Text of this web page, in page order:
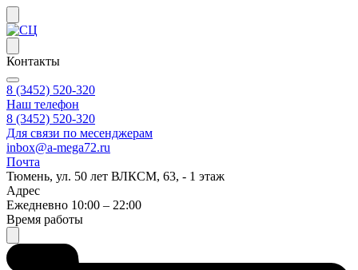
Контакты
8 (3452) 520-320
Наш телефон
8 (3452) 520-320
Для связи по месенджерам
inbox@a-mega72.ru
Почта
Тюмень, ул. 50 лет ВЛКСМ, 63, - 1 этаж
Адрес
Ежедневно 10:00 – 22:00
Время работы